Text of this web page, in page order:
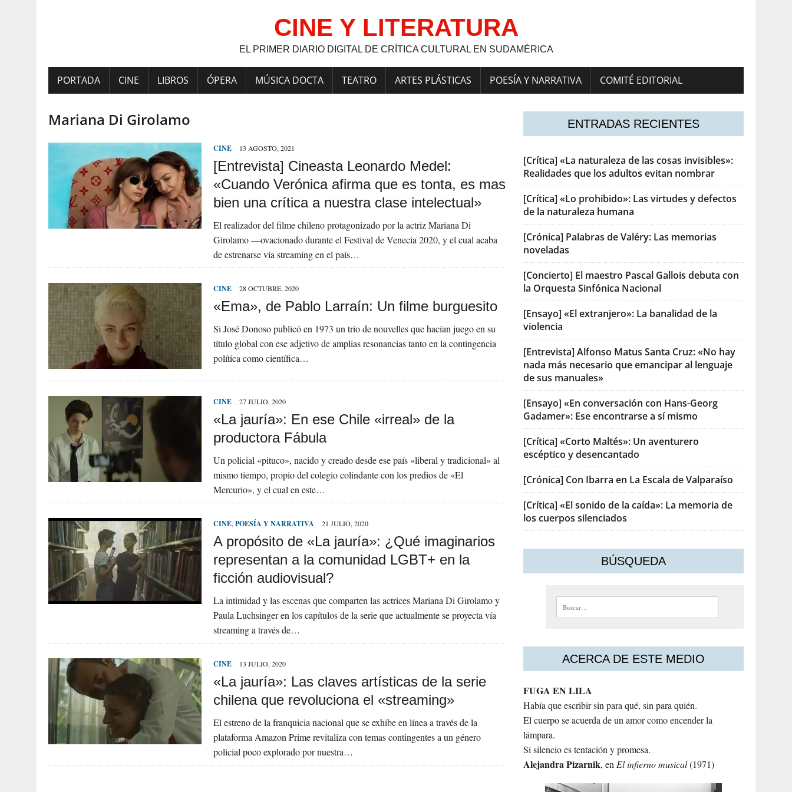
CINE Y LITERATURA
EL PRIMER DIARIO DIGITAL DE CRÍTICA CULTURAL EN SUDAMÉRICA
PORTADA CINE LIBROS ÓPERA MÚSICA DOCTA TEATRO ARTES PLÁSTICAS POESÍA Y NARRATIVA COMITÉ EDITORIAL
Mariana Di Girolamo
CINE 13 AGOSTO, 2021
[Entrevista] Cineasta Leonardo Medel:
«Cuando Verónica afirma que es tonta, es mas
bien una crítica a nuestra clase intelectual»
El realizador del filme chileno protagonizado por la actriz Mariana Di
Girolamo —ovacionado durante el Festival de Venecia 2020, y el cual acaba
de estrenarse vía streaming en el país…
CINE 28 OCTUBRE, 2020
«Ema», de Pablo Larraín: Un filme burguesito
Si José Donoso publicó en 1973 un trío de nouvelles que hacían juego en su
título global con ese adjetivo de amplias resonancias tanto en la contingencia
política como científica…
CINE 27 JULIO, 2020
«La jauría»: En ese Chile «irreal» de la
productora Fábula
Un policial «pituco», nacido y creado desde ese país «liberal y tradicional» al
mismo tiempo, propio del colegio colindante con los predios de «El
Mercurio», y el cual en este…
CINE, POESÍA Y NARRATIVA 21 JULIO, 2020
A propósito de «La jauría»: ¿Qué imaginarios
representan a la comunidad LGBT+ en la
ficción audiovisual?
La intimidad y las escenas que comparten las actrices Mariana Di Girolamo y
Paula Luchsinger en los capítulos de la serie que actualmente se proyecta vía
streaming a través de…
CINE 13 JULIO, 2020
«La jauría»: Las claves artísticas de la serie
chilena que revoluciona el «streaming»
El estreno de la franquicia nacional que se exhibe en línea a través de la
plataforma Amazon Prime revitaliza con temas contingentes a un género
policial poco explorado por nuestra…
ENTRADAS RECIENTES
[Crítica] «La naturaleza de las cosas invisibles»:
Realidades que los adultos evitan nombrar
[Crítica] «Lo prohibido»: Las virtudes y defectos
de la naturaleza humana
[Crónica] Palabras de Valéry: Las memorias
noveladas
[Concierto] El maestro Pascal Gallois debuta con
la Orquesta Sinfónica Nacional
[Ensayo] «El extranjero»: La banalidad de la
violencia
[Entrevista] Alfonso Matus Santa Cruz: «No hay
nada más necesario que emancipar al lenguaje
de sus manuales»
[Ensayo] «En conversación con Hans-Georg
Gadamer»: Ese encontrarse a sí mismo
[Crítica] «Corto Maltés»: Un aventurero
escéptico y desencantado
[Crónica] Con Ibarra en La Escala de Valparaíso
[Crítica] «El sonido de la caída»: La memoria de
los cuerpos silenciados
BÚSQUEDA
Buscar:
ACERCA DE ESTE MEDIO
FUGA EN LILA
Había que escribir sin para qué, sin para quién.
El cuerpo se acuerda de un amor como encender la
lámpara.
Si silencio es tentación y promesa.
AlejandraPizarnik, enEl infierno musical(1971)